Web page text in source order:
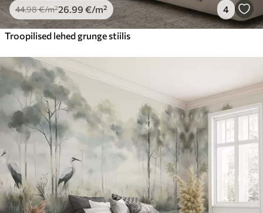
44.98€/m²26 .99 €/m² 4
Troopilised lehed grunge stiilis